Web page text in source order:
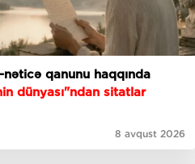
qanunu haqqında
dünyası"ndan sitatlar
8 avqust 2026